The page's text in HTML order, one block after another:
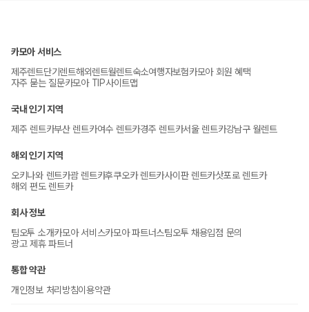
카모아 서비스
제주렌트단기렌트해외렌트월렌트숙소여행자보험카모아 회원 혜택
자주 묻는 질문카모아 TIP사이트맵
국내 인기 지역
제주 렌트카부산 렌트카여수 렌트카경주 렌트카서울 렌트카강남구 월렌트
해외 인기 지역
오키나와 렌트카괌 렌트카후쿠오카 렌트카사이판 렌트카삿포로 렌트카
해외 편도 렌트카
회사 정보
팀오투 소개카모아 서비스카모아 파트너스팀오투 채용입점 문의
광고 제휴 파트너
통합 약관
개인정보 처리방침이용약관